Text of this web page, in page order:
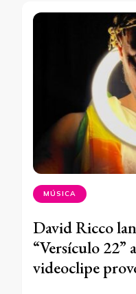
MÚSICA
David Ricco
“Versículo 22”
videoclipe